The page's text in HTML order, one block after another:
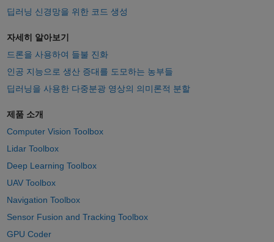
딥러닝 신경망을 위한 코드 생성
자세히 알아보기
드론을 사용하여 들불 진화
인공 지능으로 생산 증대를 도모하는 농부들
딥러닝을 사용한 다중분광 영상의 의미론적 분할
제품 소개
Computer Vision Toolbox
Lidar Toolbox
Deep Learning Toolbox
UAV Toolbox
Navigation Toolbox
Sensor Fusion and Tracking Toolbox
GPU Coder